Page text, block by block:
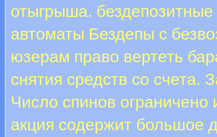
отыгрыша.
автоматы Бездепы с
юзерам право вертеть
снятия средств со счета.
Число спинов
акция содержит большое